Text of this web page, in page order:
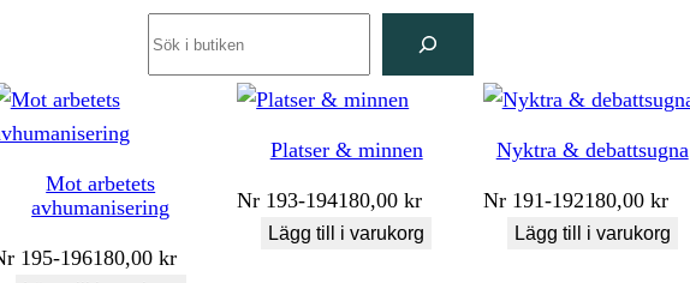
Mot arbetets
avhumanisering
195-196180,00 kr
Platser & minnen
Nr 193-194180,00kr
Lägg till i varukorg
Nyktra & debattsugna
Nr 191-192180,00 kr
Lägg till i varukorg